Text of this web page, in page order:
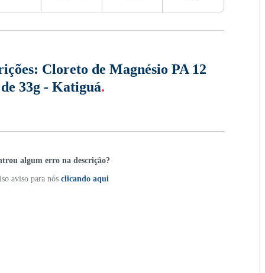
Cloreto de Magnésio PA 12
de 33g - Katiguá.
algum erro na descrição?
aviso para nós clicando aqui